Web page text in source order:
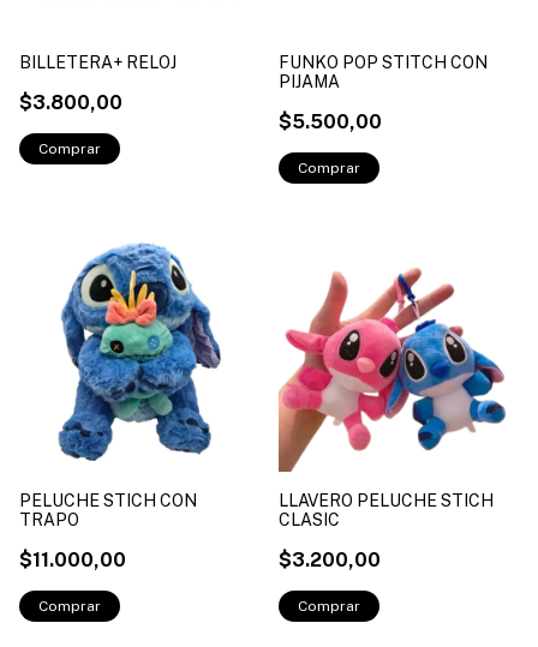
BILLETERA+ RELOJ
$3.800,00
FUNKO POP STITCH CON
PIJAMA
$5.500,00
PELUCHE STICH CON
TRAPO
$11.000,00
LLAVERO PELUCHE STICH
CLASIC
$3.200,00